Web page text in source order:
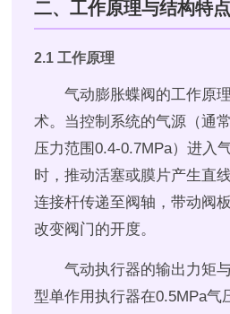
二、工作原理与结构特点
2.1 工作原理
气动膨胀蝶阀的工作原
术。当控制系统的气源（通
压力范围0.4-0.7MPa）进入
时，推动活塞或膜片产生直
连接杆传递至阀轴，带动阀
改变阀门的开度。
气动执行器的输出力矩
型单作用执行器在0.5MPa气